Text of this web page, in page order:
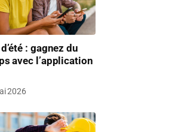
: gagnez du
avec l’application
2026